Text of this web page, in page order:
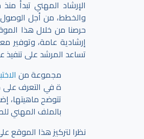
الإرشاد المهني تبدأ
والخطط، من أجل الوصول
حرصنا من خلال هذا
إرشادية عامة، وتوفير
تساعد المرشد على تنفيذ
مجموعة من
ة في التعرف على
تتوضح ماهيتها،
بالملف المهني
نظرا لتركيز هذا الموقع